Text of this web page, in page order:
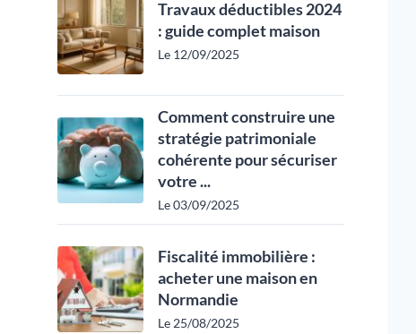
Travaux déductibles 2024
: guide complet maison
Le 12/09/2025
Comment construire une
stratégie patrimoniale
cohérente pour sécuriser
votre ...
Le 03/09/2025
Fiscalité immobilière :
acheter une maison en
Normandie
Le 25/08/2025